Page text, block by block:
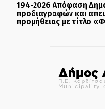
194-2026 Απόφαση
προδιαγραφών και
προμήθειας με τίτλο
Δήμος
Π.Ε.
Municipality